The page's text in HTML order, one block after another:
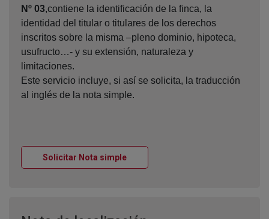
Nº 03,contiene la identificación de la finca, la
identidad del titular o titulares de los derechos
inscritos sobre la misma –pleno dominio, hipoteca,
usufructo…- y su extensión, naturaleza y
limitaciones.
Este servicio incluye, si así se solicita, la traducción
al inglés de la nota simple.
Solicitar Nota simpleVentana nueva